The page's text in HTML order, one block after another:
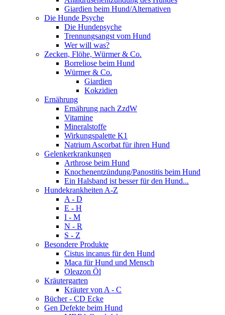
Giardien beim Hund/Alternativen
Die Hunde Psyche
Die Hundepsyche
Trennungsangst vom Hund
Wer will was?
Zecken, Flöhe, Würmer & Co.
Borreliose beim Hund
Würmer & Co.
Giardien
Kokzidien
Ernährung
Ernährung nach ZzdW
Vitamine
Mineralstoffe
Wirkungspalette K1
Natrium Ascorbat für ihren Hund
Gelenkerkrankungen
Arthrose beim Hund
Knochenentzündung/Panostitis beim Hund
Ein Halsband ist besser für den Hund...
Hundekrankheiten A-Z
A - D
E - H
I - M
N - R
S - Z
Besondere Produkte
Cistus incanus für den Hund
Maca für Hund und Mensch
Oleazon Öl
Kräutergarten
Kräuter von A - C
Bücher - CD Ecke
Gen Defekte beim Hund